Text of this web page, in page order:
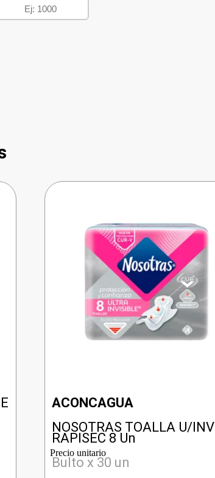
ACONCAGUA
NOSOTRAS TOALLA U/INV
RAPISEC 8 Un
Bulto x 30 un
Precio unitario